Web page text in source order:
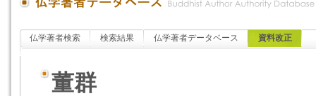
仏学著者検索 検索結果 仏学著者データベース 資料改正
董群